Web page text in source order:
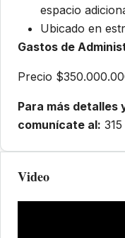
espacio
Ubicado en
Gastos de
Precio
Para más detalles
comunícate al:
Video